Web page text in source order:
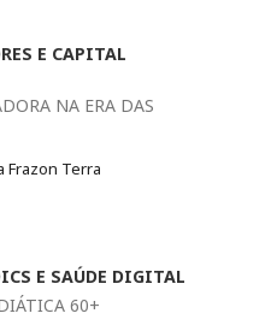
E CAPITAL
NA ERA DAS
Frazon Terra
E SAÚDE DIGITAL
60+